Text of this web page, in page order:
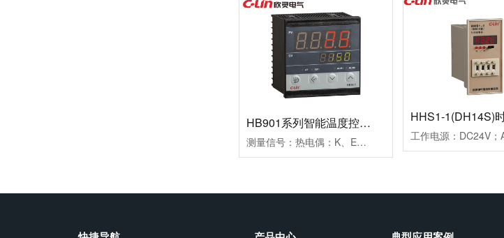
HB901系列智能温度控制仪
测量信号：热电偶：K、E、J；热电阻：Pt100、Cu50控制方式：二位式继电器通断控制PID调节继电器通断控制；PID调节驱动SSR电压控制报警方式：一组报警继电器触点输出二组报警继电器触点输出工作电源：AC100~240V外形尺寸：96×96×78mm开孔尺寸：92×92mm附加功能：通讯功能、变送功能典型应用：用于挤塑机、回流焊机、鞋机等控温场合备注：多种传感器输入用户任意设定